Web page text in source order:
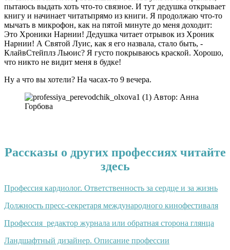
пытаюсь выдать хоть что-то связное. И тут дедушка открывает
книгу и начинает читатьпрямо из книги. Я продолжаю что-то
мычать в микрофон, как на пятой минуте до меня доходит:
Это Хроники Нарнии! Дедушка читает отрывок из Хроник
Нарнии! А Святой Луис, как я его назвала, стало быть, -
КлайвСтейплз Льюис? Я густо покрываюсь краской. Хорошо,
что никто не видит меня в будке!
Ну а что вы хотели? На часах-то 9 вечера.
Автор: Анна
Горбова
Рассказы о других профессиях читайте
здесь
Профессия кардиолог. Ответственность за сердце и за жизнь
Должность пресс-секретаря международного кинофестиваля
Профессия редактор журнала или обратная сторона глянца
Ландшафтный дизайнер. Описание профессии